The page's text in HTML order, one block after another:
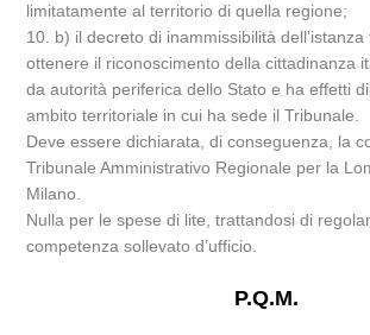
limitatamente al territorio di quella regione;
10. b) il decreto di inammissibilità dell’istanza
ottenere il riconoscimento della cittadinanza
da autorità periferica dello Stato e ha effetti
ambito territoriale in cui ha sede il Tribunale.
Deve essere dichiarata, di conseguenza, la
Tribunale Amministrativo Regionale per la
Milano.
Nulla per le spese di lite, trattandosi di
competenza sollevato d’ufficio.
P.Q.M.